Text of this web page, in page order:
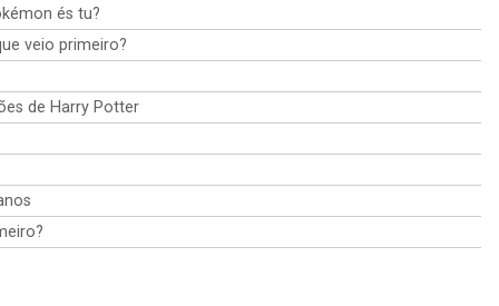
és tu?
veio primeiro?
de Harry Potter